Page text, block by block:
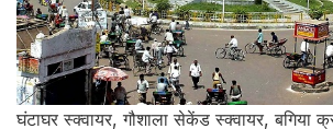
घंटाघर स्क्वायर, गौशाला सेकेंड स्क्वायर, बगिया